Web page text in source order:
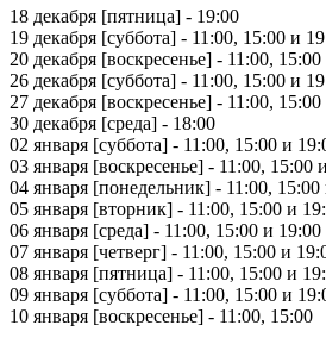
18 декабря [пятница] - 19:00
19 декабря [суббота] - 11:00, 15:00 и
20 декабря [воскресенье] - 11:00,
26 декабря [суббота] - 11:00, 15:00 и
27 декабря [воскресенье] - 11:00, 15:00
30 декабря [среда] - 18:00
02 января [суббота] - 11:00, 15:00 и
03 января [воскресенье] - 11:00, 15:00
04 января [понедельник] - 11:00, 15:00
05 января [вторник] - 11:00, 15:00 и
06 января [среда] - 11:00, 15:00 и 19:00
07 января [четверг] - 11:00, 15:00 и
08 января [пятница] - 11:00, 15:00 и
09 января [суббота] - 11:00, 15:00 и
10 января [воскресенье] - 11:00, 15:00